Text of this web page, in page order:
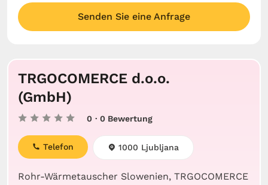
Senden Sie eine Anfrage
TRGOCOMERCE d.o.o.
(GmbH)
0 · 0 Bewertung
Rohr-Wärmetauscher Slowenien, TRGOCOMERCE
Telefon 1000 Ljubljana